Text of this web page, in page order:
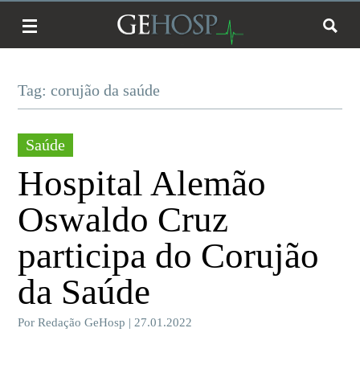
Tag: corujão da saúde
Saúde
Hospital Alemão
Oswaldo Cruz
participa do Corujão
da Saúde
Por Redação GeHosp | 27.01.2022